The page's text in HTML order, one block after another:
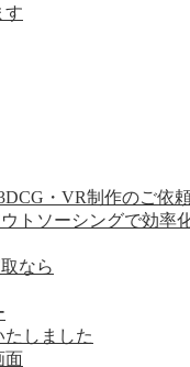
す
・VR制作のご依
トソーシングで効率
なら
しました
面